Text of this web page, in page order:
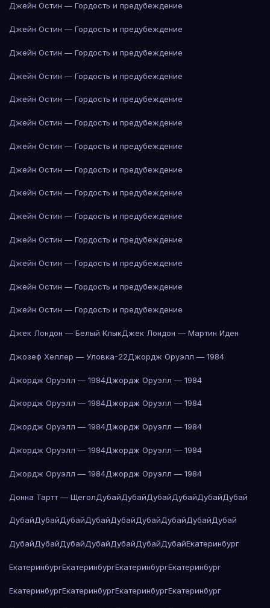
Джейн Остин — Гордость и предубеждение
Джейн Остин — Гордость и предубеждение
Джейн Остин — Гордость и предубеждение
Джейн Остин — Гордость и предубеждение
Джейн Остин — Гордость и предубеждение
Джейн Остин — Гордость и предубеждение
Джейн Остин — Гордость и предубеждение
Джейн Остин — Гордость и предубеждение
Джейн Остин — Гордость и предубеждение
Джейн Остин — Гордость и предубеждение
Джейн Остин — Гордость и предубеждение
Джейн Остин — Гордость и предубеждение
Джейн Остин — Гордость и предубеждение
Джейн Остин — Гордость и предубеждение
Джек Лондон — Белый КлыкДжек Лондон — Мартин Иден
Джозеф Хеллер — Уловка-22Джордж Оруэлл — 1984
Джордж Оруэлл — 1984Джордж Оруэлл — 1984
Джордж Оруэлл — 1984Джордж Оруэлл — 1984
Джордж Оруэлл — 1984Джордж Оруэлл — 1984
Джордж Оруэлл — 1984Джордж Оруэлл — 1984
Джордж Оруэлл — 1984Джордж Оруэлл — 1984
Донна Тартт — ЩеголДубайДубайДубайДубайДубайДубай
ДубайДубайДубайДубайДубайДубайДубайДубайДубай
ДубайДубайДубайДубайДубайДубайДубайЕкатеринбург
ЕкатеринбургЕкатеринбургЕкатеринбургЕкатеринбург
ЕкатеринбургЕкатеринбургЕкатеринбургЕкатеринбург